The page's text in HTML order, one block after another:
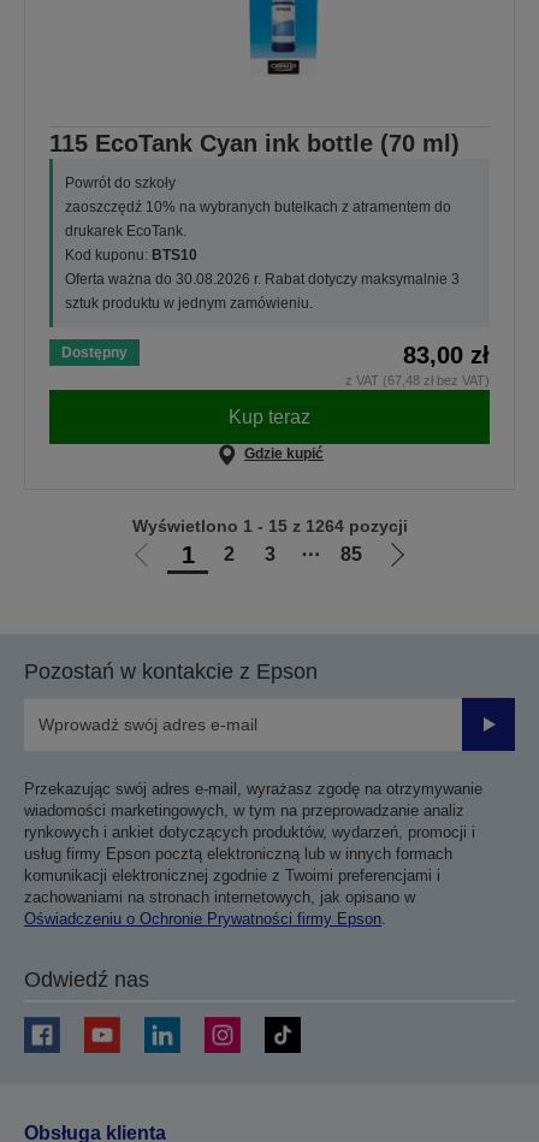
115 EcoTank Cyan ink bottle (70 ml)
Powrót do szkoły
zaoszczędź 10% na wybranych butelkach z atramentem do
drukarek EcoTank.
Kod kuponu: BTS10
Oferta ważna do 30.08.2026 r. Rabat dotyczy maksymalnie 3
sztuk produktu w jednym zamówieniu.
Dostępny 83,00 zł
z VAT (67,48 zł bez VAT)
Kup teraz
Gdzie kupić
Przejdź
1 2 3 ⋯ 85
Przejdź
Wyświetlono 1 - 15 z 1264 pozycji
Pozostań w kontakcie z Epson
Przekazując swój adres e-mail, wyrażasz zgodę na otrzymywanie
wiadomości marketingowych, w tym na przeprowadzanie analiz
rynkowych i ankiet dotyczących produktów, wydarzeń, promocji i
usług firmy Epson pocztą elektroniczną lub w innych formach
komunikacji elektronicznej zgodnie z Twoimi preferencjami i
zachowaniami na stronach internetowych, jak opisano w
Oświadczeniu o Ochronie Prywatności firmy Epson.
Odwiedź nas
Obsługa klienta